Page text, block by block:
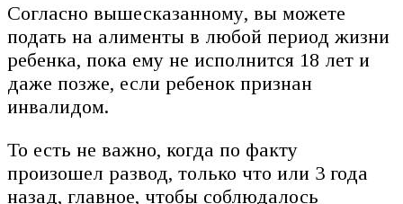
Согласно вышесказанному, вы можете
подать на алименты в любой период жизни
ребенка, пока ему не исполнится 18 лет и
даже позже, если ребенок признан
инвалидом.
То есть не важно, когда по факту
произошел развод, только что или 3 года
назад, главное, чтобы соблюдалось